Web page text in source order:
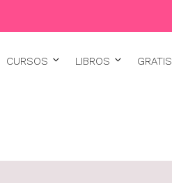
CURSOS LIBROS GRATIS